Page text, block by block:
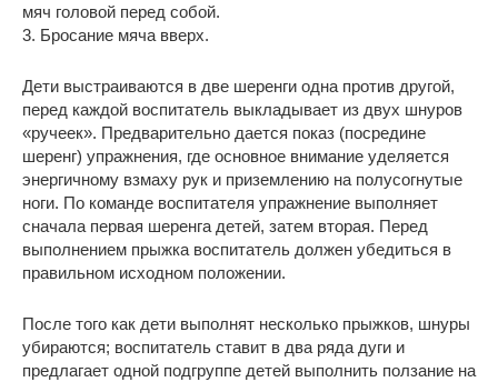
мяч головой перед собой.
3. Бросание мяча вверх.
Дети выстраиваются в две шеренги одна против другой,
перед каждой воспитатель выкладывает из двух шнуров
«ручеек». Предварительно дается показ (посредине
шеренг) упражнения, где основное внимание уделяется
энергичному взмаху рук и приземлению на полусогнутые
ноги. По команде воспитателя упражнение выполняет
сначала первая шеренга детей, затем вторая. Перед
выполнением прыжка воспитатель должен убедиться в
правильном исходном положении.
После того как дети выполнят несколько прыжков, шнуры
убираются; воспитатель ставит в два ряда дуги и
предлагает одной подгруппе детей выполнить ползание на